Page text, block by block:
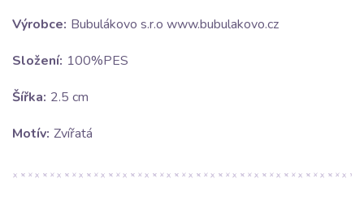
Výrobce: Bubulákovo s.r.o www.bubulakovo.cz
Složení: 100%PES
Šířka: 2.5 cm
Motív: Zvířatá